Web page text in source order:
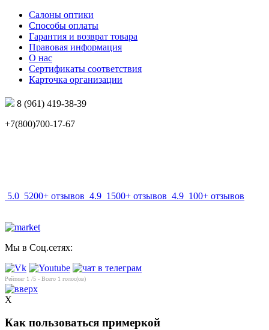
Салоны оптики
Способы оплаты
Гарантия и возврат товара
Правовая информация
О нас
Сертификаты соответствия
Карточка организации
8 (961) 419-38-39
+7(800)700-17-67
5.0 5200+ отзывов 4.9 1500+ отзывов 4.9 100+ отзывов
Мы в Соц.сетях:
Рейтинг 1 /5 - Всего 1 голос(ов)
X
Как пользоваться примеркой